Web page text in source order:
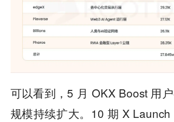
可以看到，5 月 OKX Boost 用
规模持续扩大。10 期 X